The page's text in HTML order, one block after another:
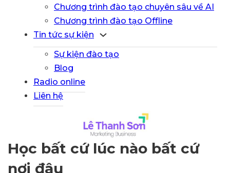
Chương trình đào tạo chuyên sâu về AI
Chương trình đào tạo Offline
Tin tức sự kiện
Sự kiện đào tạo
Blog
Radio online
Liên hệ
Học bất cứ lúc nào bất cứ
nơi đâu